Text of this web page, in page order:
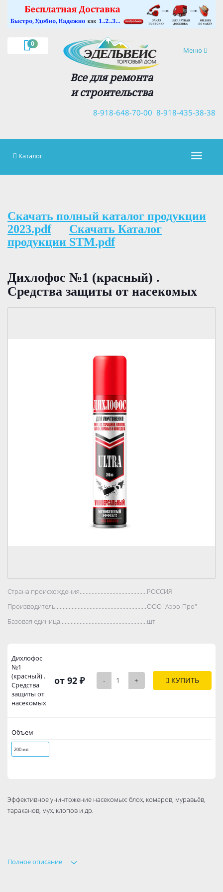
0
Навигация
Меню
Все для ремонта
и строительства
8-918-435-38-38
8-918-648-70-00
×
Каталог
Скачать полный каталог продукции
2023.pdf
Скачать Каталог
продукции STM.pdf
Дихлофос №1 (красный) .
Средства защиты от насекомых
Страна происхождения..................................................................................
РОССИЯ
Производитель..................................................................................
ООО "Аэро-Про"
Базовая единица..................................................................................
шт
Дихлофос
№1
(красный) .
Средства
защиты от
насекомых
от 92 ₽ - + КУПИТЬ
Объем
200 мл
Эффективное уничтожение насекомых: блох, комаров, муравьёв,
тараканов, мух, клопов и др.
Полное описание